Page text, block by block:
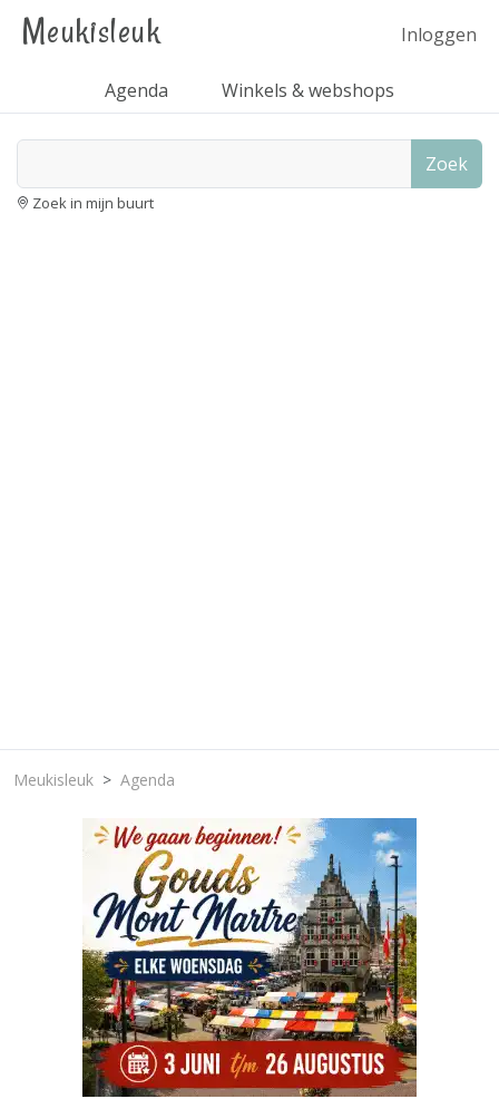
Meukisleuk Inloggen
Agenda Winkels & webshops
Zoek
Zoek in mijn buurt
Meukisleuk Agenda